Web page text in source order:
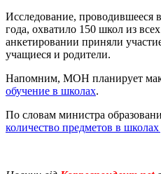
Исследование, проводившееся
года, охватило 150 школ из
анкетировании приняли
учащиеся и родители.
Напомним, МОН планирует
обучение в школах.
По словам министра
количество предметов в